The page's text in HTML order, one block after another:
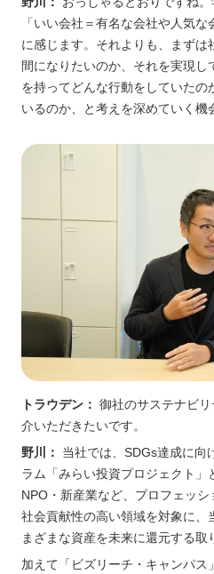
「いい会社＝有名な会社や人気
に感じます。それよりも、まずは
間になりたいのか、それを実現し
を持ってどんな行動をしていたの
いるのか、と考えを深めていく機
トラウデン： 御社のサステナビ
介いただきたいです。
野川： 当社では、SDGs達成に向
ラム「みらい投資プロジェクト」
NPO・新産業など、プロフェッ
社会貢献性の高い領域を対象に、
まざまな資産を未来に還元する取
加えて「ビズリーチ・キャンパ